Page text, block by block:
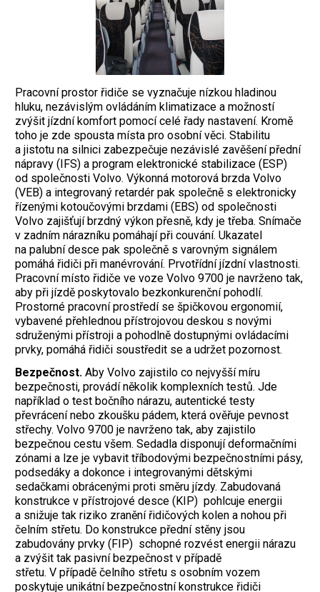
Pracovní prostor řidiče se vyznačuje nízkou hladinou
hluku, nezávislým ovládáním klimatizace a možností
zvýšit jízdní komfort pomocí celé řady nastavení. Kromě
toho je zde spousta místa pro osobní věci. Stabilitu
a jistotu na silnici zabezpečuje nezávislé zavěšení přední
nápravy (IFS) a program elektronické stabilizace (ESP)
od společnosti Volvo. Výkonná motorová brzda Volvo
(VEB) a integrovaný retardér pak společně s elektronicky
řízenými kotoučovými brzdami (EBS) od společnosti
Volvo zajišťují brzdný výkon přesně, kdy je třeba. Snímače
v zadním nárazníku pomáhají při couvání. Ukazatel
na palubní desce pak společně s varovným signálem
pomáhá řidiči při manévrování. Prvotřídní jízdní vlastnosti.
Pracovní místo řidiče ve voze Volvo 9700 je navrženo tak,
aby při jízdě poskytovalo bezkonkurenční pohodlí.
Prostorné pracovní prostředí se špičkovou ergonomií,
vybavené přehlednou přístrojovou deskou s novými
sdruženými přístroji a pohodlně dostupnými ovládacími
prvky, pomáhá řidiči soustředit se a udržet pozornost.
Bezpečnost. Aby Volvo zajistilo co nejvyšší míru
bezpečnosti, provádí několik komplexních testů. Jde
například o test bočního nárazu, autentické testy
převrácení nebo zkoušku pádem, která ověřuje pevnost
střechy. Volvo 9700 je navrženo tak, aby zajistilo
bezpečnou cestu všem. Sedadla disponují deformačními
zónami a lze je vybavit tříbodovými bezpečnostními pásy,
podsedáky a dokonce i integrovanými dětskými
sedačkami obrácenými proti směru jízdy. Zabudovaná
konstrukce v přístrojové desce (KIP) pohlcuje energii
a snižuje tak riziko zranění řidičových kolen a nohou při
čelním střetu. Do konstrukce přední stěny jsou
zabudovány prvky (FIP) schopné rozvést energii nárazu
a zvýšit tak pasivní bezpečnost v případě
střetu. V případě čelního střetu s osobním vozem
poskytuje unikátní bezpečnostní konstrukce řidiči